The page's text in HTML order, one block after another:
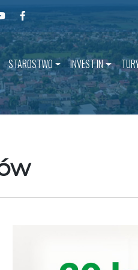
Przejdź do naszego kanału na
STAROSTWO INVEST IN